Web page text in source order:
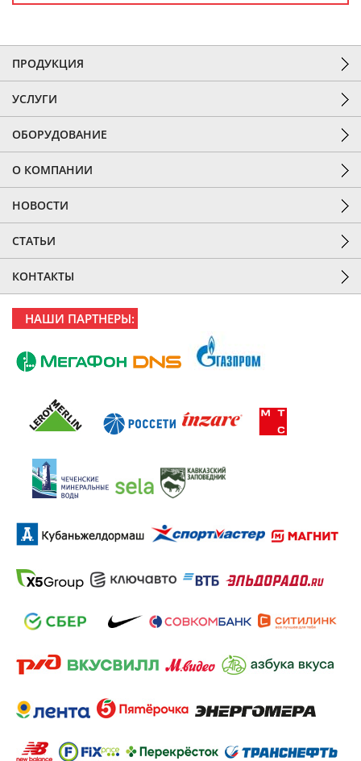
ПРОДУКЦИЯ
УСЛУГИ
ОБОРУДОВАНИЕ
О КОМПАНИИ
НОВОСТИ
СТАТЬИ
КОНТАКТЫ
НАШИ ПАРТНЕРЫ: